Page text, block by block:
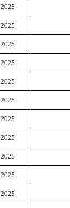
2025
2025
2025
2025
2025
2025
2025
2025
2025
2025
2025